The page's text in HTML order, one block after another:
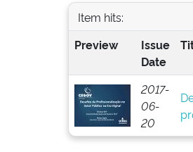
Item hits:
Preview
Issue
Date
2017-
06-
20